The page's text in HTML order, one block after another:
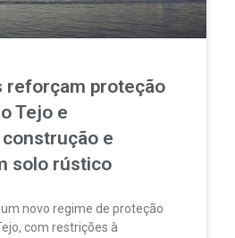
reforçam proteção
Tejo e
e
solo rústico
novo regime de proteção
com restrições à